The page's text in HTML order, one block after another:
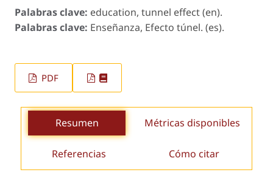
Palabras clave: education, tunnel effect (en).
Palabras clave: Enseñanza, Efecto túnel. (es).
PDF
Resumen Métricas disponibles
Referencias Cómo citar